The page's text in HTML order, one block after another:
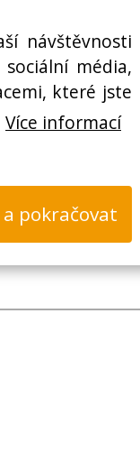
návštěvnosti
média,
které jste
Více informací
pokračovat